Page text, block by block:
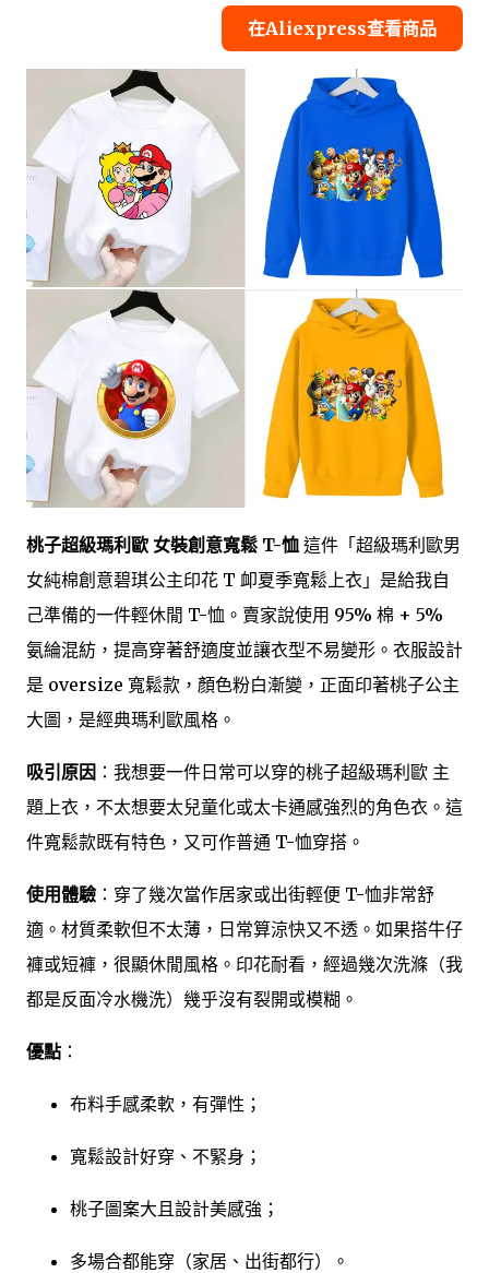
在Aliexpress查看商品
桃子超級瑪利歐 女裝創意寬鬆 T-恤 這件「超級瑪利歐男
女純棉創意碧琪公主印花 T 卹夏季寬鬆上衣」是給我自
己準備的一件輕休閒 T-恤。賣家說使用 95% 棉 + 5%
氨綸混紡，提高穿著舒適度並讓衣型不易變形。衣服設計
是 oversize 寬鬆款，顏色粉白漸變，正面印著桃子公主
大圖，是經典瑪利歐風格。
吸引原因 ：我想要一件日常可以穿的桃子超級瑪利歐 主
題上衣，不太想要太兒童化或太卡通感強烈的角色衣。這
件寬鬆款既有特色，又可作普通 T-恤穿搭。
使用體驗 ：穿了幾次當作居家或出街輕便 T-恤非常舒
適。材質柔軟但不太薄，日常算涼快又不透。如果搭牛仔
褲或短褲，很顯休閒風格。印花耐看，經過幾次洗滌（我
都是反面冷水機洗）幾乎沒有裂開或模糊。
優點 ：
布料手感柔軟，有彈性；
寬鬆設計好穿、不緊身；
桃子圖案大且設計美感強；
多場合都能穿（家居、出街都行）。